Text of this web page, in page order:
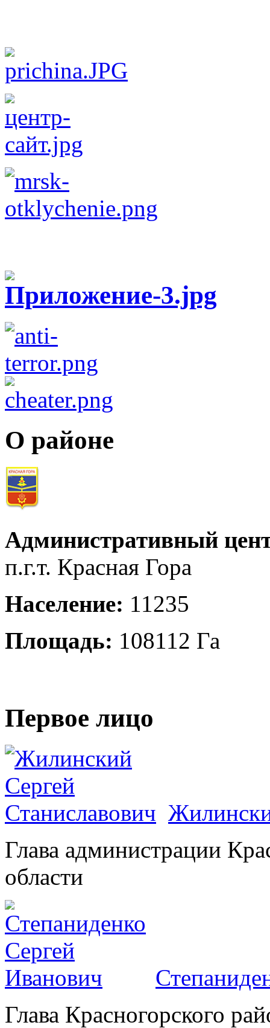
О районе
Административный
п.г.т. Красная Гора
Население: 11235
Площадь: 108112 Га
Первое лицо
Глава администрации
области
Глава Красногорского